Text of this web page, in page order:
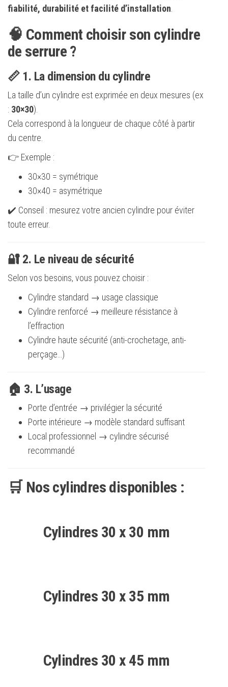
fiabilité, durabilité et facilité d’installation
🧠 Comment choisir son cylindre
de serrure ?
📏 1. La dimension du cylindre
La taille d’un cylindre est exprimée en deux mesures (ex
: 30×30).
Cela correspond à la longueur de chaque côté à partir
du centre.
👉 Exemple :
30×30 = symétrique
30×40 = asymétrique
✔️ Conseil : mesurez votre ancien cylindre pour éviter
toute erreur.
🔐 2. Le niveau de sécurité
Selon vos besoins, vous pouvez choisir :
Cylindre standard → usage classique
Cylindre renforcé → meilleure résistance à
l’effraction
Cylindre haute sécurité (anti-crochetage, anti-
perçage…)
🏠 3. L’usage
Porte d’entrée → privilégier la sécurité
Porte intérieure → modèle standard suffisant
Local professionnel → cylindre sécurisé
recommandé
🛒 Nos cylindres disponibles :
Cylindres 30 x 30 mm
Cylindres 30 x 35 mm
Cylindres 30 x 45 mm